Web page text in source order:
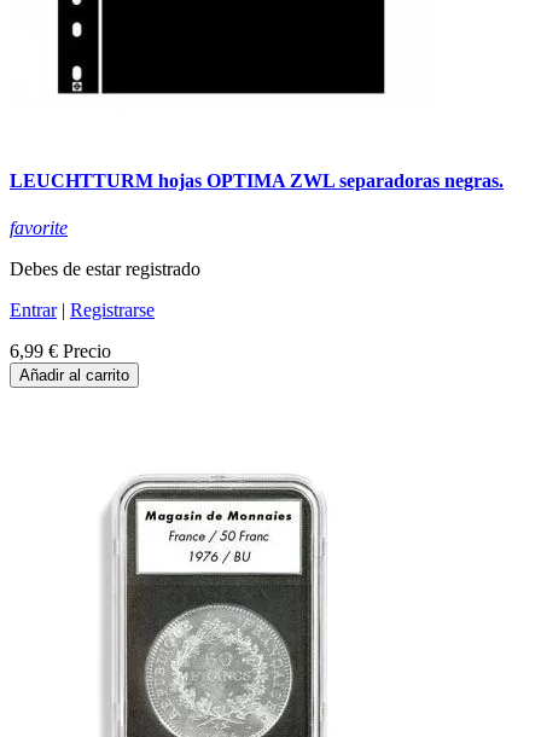
LEUCHTTURM hojas OPTIMA ZWL separadoras negras.
favorite
Debes de estar registrado
Entrar| Registrarse
6,99 € Precio
Añadir al carrito